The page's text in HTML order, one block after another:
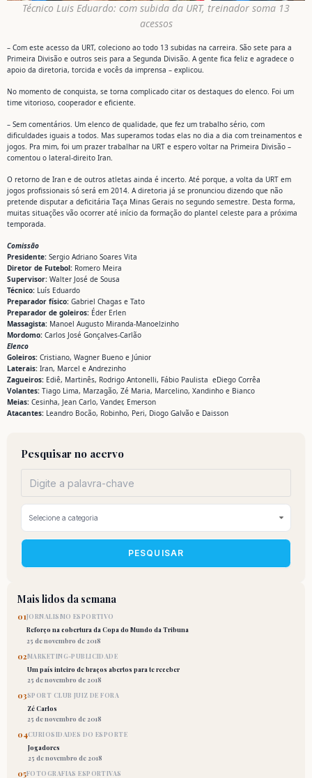
Técnico Luis Eduardo: com subida da URT, treinador soma 13
acessos
– Com este acesso da URT, coleciono ao todo 13 subidas na carreira. São sete para a
Primeira Divisão e outros seis para a Segunda Divisão. A gente fica feliz e agradece o
apoio da diretoria, torcida e vocês da imprensa – explicou.
No momento de conquista, se torna complicado citar os destaques do elenco. Foi um
time vitorioso, cooperador e eficiente.
– Sem comentários. Um elenco de qualidade, que fez um trabalho sério, com
dificuldades iguais a todos. Mas superamos todas elas no dia a dia com treinamentos e
jogos. Pra mim, foi um prazer trabalhar na URT e espero voltar na Primeira Divisão –
comentou o lateral-direito Iran.
O retorno de Iran e de outros atletas ainda é incerto. Até porque, a volta da URT em
jogos profissionais só será em 2014. A diretoria já se pronunciou dizendo que não
pretende disputar a deficitária Taça Minas Gerais no segundo semestre. Desta forma,
muitas situações vão ocorrer até início da formação do plantel celeste para a próxima
temporada.
Comissão
Presidente: Sergio Adriano Soares Vita
Diretor de Futebol: Romero Meira
Supervisor: Walter José de Sousa
Técnico: Luís Eduardo
Preparador físico: Gabriel Chagas e Tato
Preparador de goleiros: Éder Erlen
Massagista: Manoel Augusto Miranda-Manoelzinho
Mordomo: Carlos José Gonçalves-Carlão
Elenco
Goleiros: Cristiano, Wagner Bueno e Júnior
Laterais: Iran, Marcel e Andrezinho
Zagueiros: Ediê, Martinês, Rodrigo Antonelli, Fábio Paulista eDiego Corrêa
Volantes: Tiago Lima, Marzagão, Zé Maria, Marcelino, Xandinho e Bianco
Meias: Cesinha, Jean Carlo, Vander, Emerson
Atacantes: Leandro Bocão, Robinho, Peri, Diogo Galvão e Daisson
Pesquisar no acervo
PESQUISAR
Mais lidos da semana
01 JORNALISMO ESPORTIVO
Reforço na cobertura da Copa do Mundo da Tribuna
25 de novembro de 2018
02MARKETING-PUBLICIDADE
Um país inteiro de braços abertos para te receber
25 de novembro de 2018
03SPORT CLUB JUIZ DE FORA
Zé Carlos
25 de novembro de 2018
04CURIOSIDADES DO ESPORTE
Jogadores
25 de novembro de 2018
05FOTOGRAFIAS ESPORTIVAS